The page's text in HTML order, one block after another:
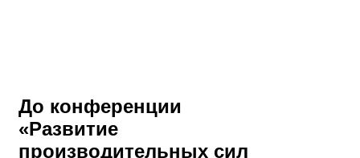
До конференции
«Развитие
производительных сил